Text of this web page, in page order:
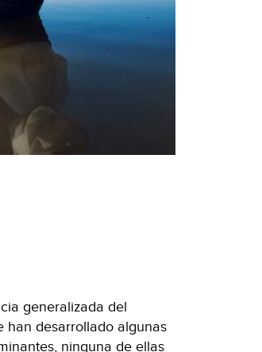
generalizada del
han desarrollado algunas
ninguna de ellas